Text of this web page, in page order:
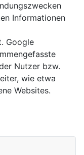
Informationen
Google
Nutzer bzw.
wie etwa
Websites.